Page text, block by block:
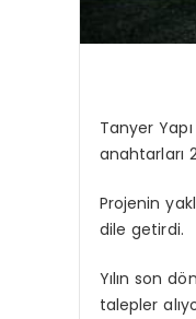
Tanyer
anahtarları
Projenin
dile getirdi.
Yılın son
talepler